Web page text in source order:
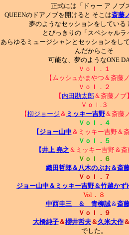
正式には「ドゥー ア ノブ
QUEENのドアノブを開けると そこは斎藤
夢のようなセッションをしている
とびっきりの「スペシャルラ
あらゆるミュージシャンとセッションをし
んだからこそ
可能な、夢のようなONE
Ｖｏｌ．１
【ムッシュかまやつ＆斎藤
Ｖｏｌ．２
【 内田勘太郎＆斎藤ノブ
Ｖｏｌ.３
【柳ジョージ ＆ ミッキー吉野＆斎藤
Ｖｏｌ．４
【ジョー山中 ＆ミッキー吉野＆
Ｖｏｌ．５
【井上 堯之 ＆ミッキー吉野＆
Ｖｏｌ．６
織田哲郎＆ 八木のぶお＆斎
Ｖｏｌ．７
ジョー山中＆ ミッキー吉野＆竹越かず
Vol．８
中西圭三 ＆ 青柳誠＆斎
Ｖｏｌ．９
大橋純子＆櫻井哲夫＆久米大作
でした。